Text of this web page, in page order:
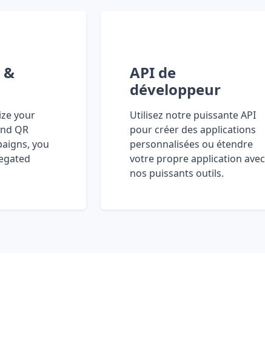
&
your
QR
you
API de
développeur
Utilisez notre puissante API
pour créer des applications
personnalisées ou étendre
votre propre application avec
nos puissants outils.